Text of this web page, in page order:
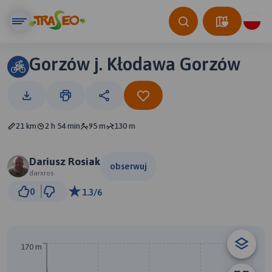
Gorzów j. Kłodawa Gorzów
21 km 2 h 54 min 95 m 130 m
Dariusz Rosiak
darxros
obserwuj
0 1.3/6
170 m